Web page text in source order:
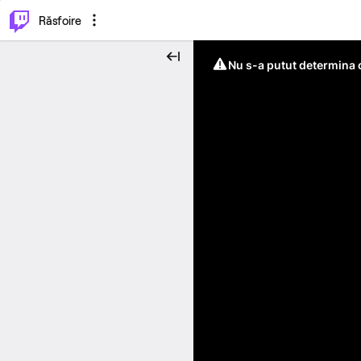
Răsfoire
Nu s-a putut